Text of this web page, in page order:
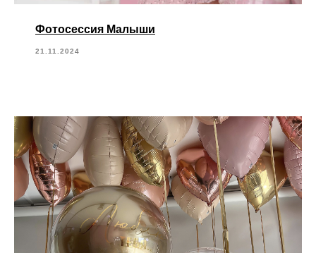
Фотосессия Малыши
21.11.2024